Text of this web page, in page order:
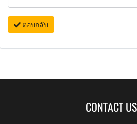
ตอบกลับ
CONTACT US